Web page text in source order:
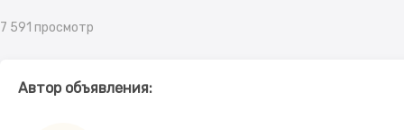
7 591 просмотр
Автор объявления: